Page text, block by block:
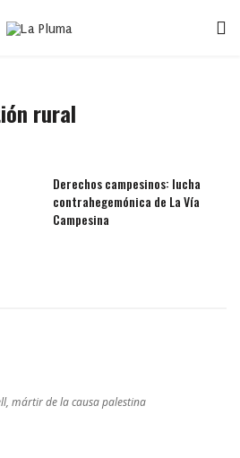
rural
Derechos campesinos: lucha
contrahegemónica de La Vía
Campesina
mártir de la causa palestina